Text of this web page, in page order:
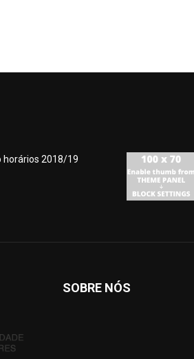
horários 2018/19
SOBRE NÓS